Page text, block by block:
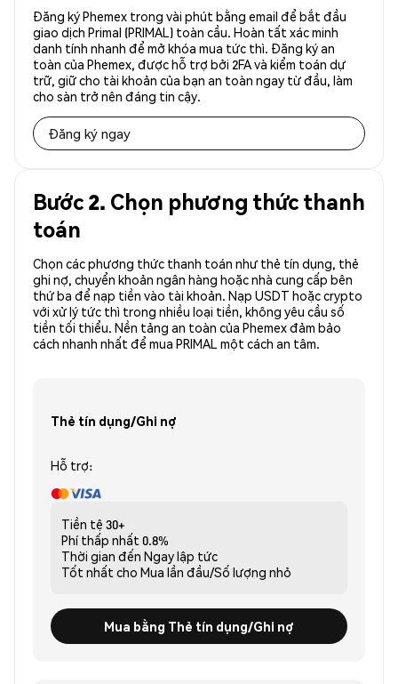
Đăng ký Phemex trong vài phút bằng email để bắt đầu
giao dịch Primal (PRIMAL) toàn cầu. Hoàn tất xác minh
danh tính nhanh để mở khóa mua tức thì. Đăng ký an
toàn của Phemex, được hỗ trợ bởi 2FA và kiểm toán dự
trữ, giữ cho tài khoản của bạn an toàn ngay từ đầu, làm
cho sàn trở nên đáng tin cậy.
Đăng ký ngay
Bước 2. Chọn phương thức thanh
toán
Chọn các phương thức thanh toán như thẻ tín dụng, thẻ
ghi nợ, chuyển khoản ngân hàng hoặc nhà cung cấp bên
thứ ba để nạp tiền vào tài khoản. Nạp USDT hoặc crypto
với xử lý tức thì trong nhiều loại tiền, không yêu cầu số
tiền tối thiểu. Nền tảng an toàn của Phemex đảm bảo
cách nhanh nhất để mua PRIMAL một cách an tâm.
Thẻ tín dụng/Ghi nợ
Hỗ trợ:
Tiền tệ 30+
Phí thấp nhất 0.8%
Thời gian đến Ngay lập tức
Tốt nhất cho Mua lần đầu/Số lượng nhỏ
Mua bằng Thẻ tín dụng/Ghi nợ